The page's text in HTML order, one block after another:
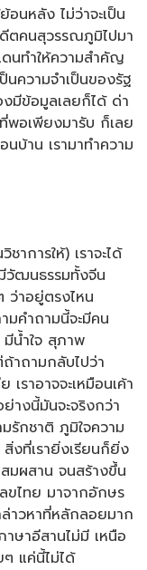
อนหลัง ไม่ว่าจะเป็น
ตคนสุวรรณภูมิไปมา
นทำให้ความสำคัญ
นความจำเป็นของรัฐ
งมีข้อมูลเลยก็ได้ ด่า
พอเพียงมารับ ก็เลย
นบ้าน เรามาทำความ
การให้) เราจะได้
วัฒนธรรมทั้งจีน
ว่าอยู่ตรงไหน
มคำถามนี้จะมีคน
มีน้ำใจ สุภาพ
าถามกลับไปว่า
ราอาจจะเหมือนเค้า
างนี้มันจะจริงกว่า
รักชาติ ภูมิใจความ
งที่เรายิ่งเรียนก็ยิ่ง
มผสาน จนสร้างขึ้น
ลขไทย มาจากอักษร
าวหาที่หลักลอยมาก
ษาอีสานไม่มี เหนือ
ๆ แค่นี้ไม่ได้